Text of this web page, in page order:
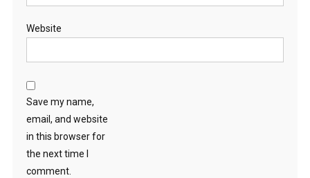
Website
Save my name,
email, and website
in this browser for
the next time I
comment.